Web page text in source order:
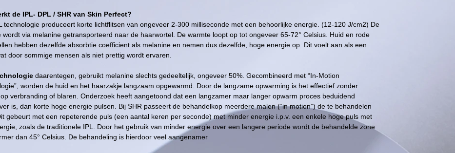
de IPL- DPL / SHR van Skin Perfect?
technologie produceert korte lichtflitsen van ongeveer 2-300 milliseconde met een behoorlijke energie. (12-120 J/cm2) De
wordt via melanine getransporteerd naar de haarwortel. De warmte loopt op tot ongeveer 65-72° Celsius. Huid en rode
hebben dezelfde absorbtie coefficient als melanine en nemen dus dezelfde, hoge energie op. Dit voelt aan als een
door sommige mensen als niet prettig wordt ervaren.
daarentegen, gebruikt melanine slechts gedeeltelijk, ongeveer 50%. Gecombineerd met “In-Motion
worden de huid en het haarzakje langzaam opgewarmd. Door de langzame opwarming is het effectief zonder
verbranding of blaren. Onderzoek heeft aangetoond dat een langzamer maar langer opwarm proces beduidend
is, dan korte hoge energie pulsen. Bij SHR passeert de behandelkop meerdere malen (“in motion”) de te behandelen
gebeurt met een repeterende puls (een aantal keren per seconde) met minder energie i.p.v. een enkele hoge puls met
zoals de traditionele IPL. Door het gebruik van minder energie over een langere periode wordt de behandelde zone
dan 45° Celsius. De behandeling is hierdoor veel aangenamer